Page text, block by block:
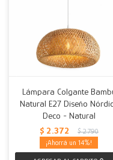
Lámpara Colgante
Natural E27 Diseño
Deco - Natural
$ 2.372 $ 2.790
14